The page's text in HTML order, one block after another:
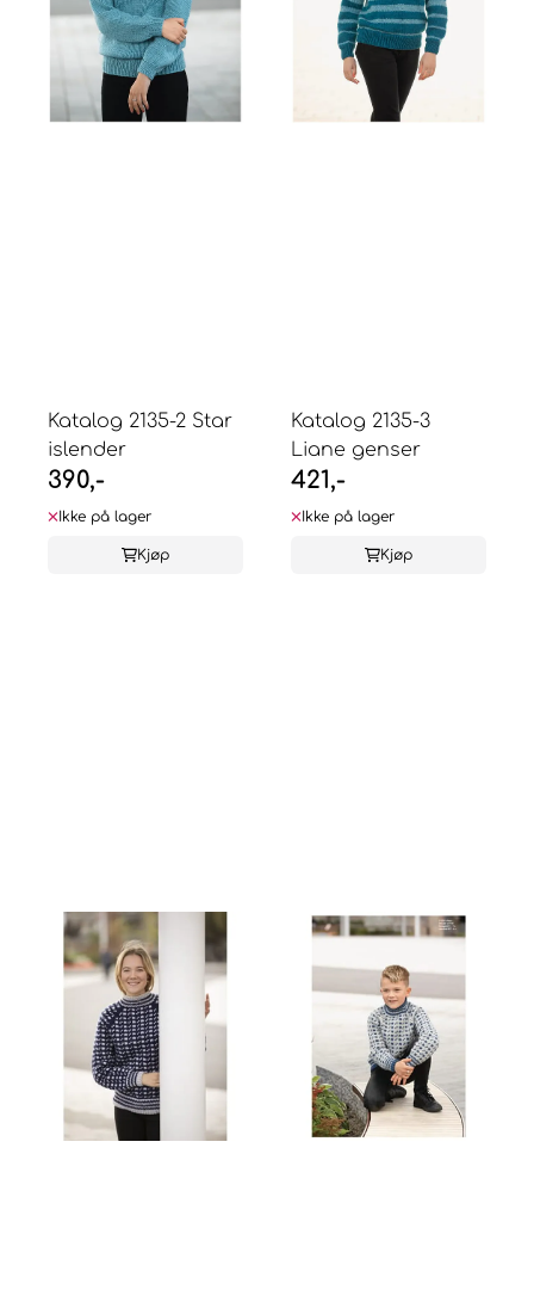
Katalog 2135-2 Star
islender
390,-
Ikke på lager
Kjøp
Katalog 2135-3
Liane genser
421,-
Ikke på lager
Kjøp